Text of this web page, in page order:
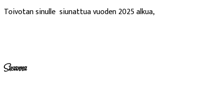
Toivotan sinulle siunattua vuoden 2025 alkua,
Susanna